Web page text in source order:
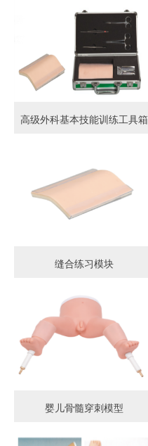
高级外科基本技能训练工具箱
缝合练习模块
婴儿骨髓穿刺模型